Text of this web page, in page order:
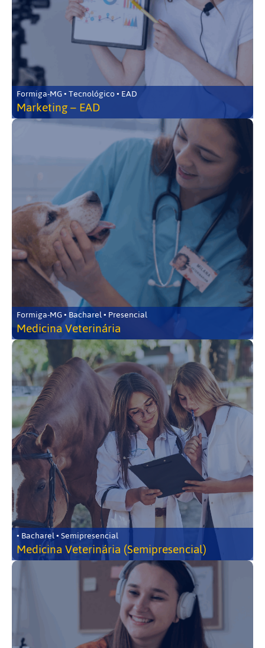
Formiga-MG • Tecnológico • EAD
Marketing – EAD
Formiga-MG • Bacharel • Presencial
Medicina Veterinária
• Bacharel • Semipresencial
Medicina Veterinária (Semipresencial)